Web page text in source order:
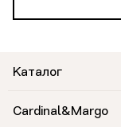
Каталог
Cardinal&Margo